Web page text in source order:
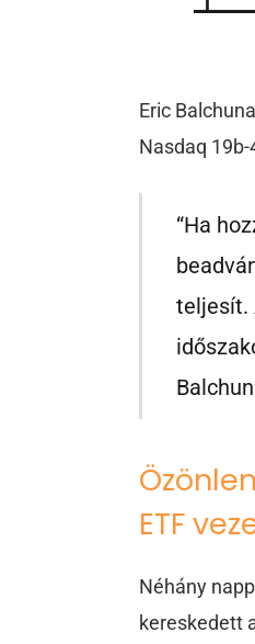
Eric
Nasdaq
“Ha
teljesít.
ETF
Néhány
kereskedett